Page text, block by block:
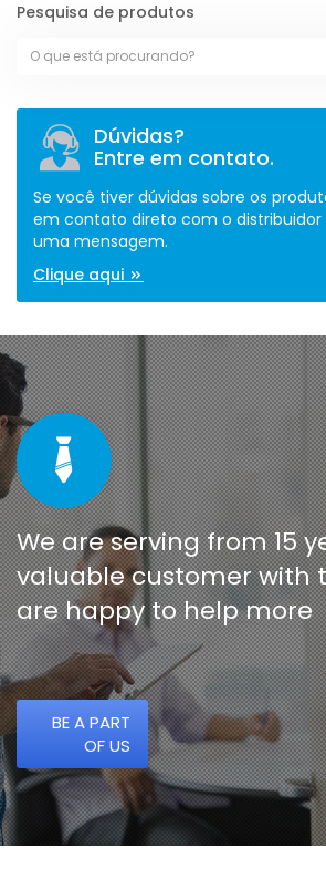
Pesquisa de produtos
Dúvidas?
Entre em contato.
Se você tiver dúvidas sobre os
em contato direto com o distribuidor
uma mensagem.
Clique aqui
We are serving from 15
valuable customer with
are happy to help more
BE A PART
OF US